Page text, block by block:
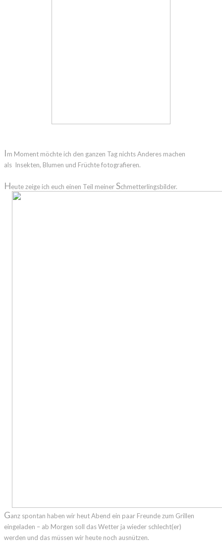
Im Moment möchte ich den ganzen Tag nichts Anderes machen
als Insekten, Blumen und Früchte fotografieren.
Heute zeige ich euch einen Teil meinerSchmetterlingsbilder.
Ganz spontan haben wir heut Abend ein paar Freunde zum Grillen
eingeladen – ab Morgen soll das Wetter ja wieder schlecht(er)
werden und das müssen wir heute noch ausnützen.